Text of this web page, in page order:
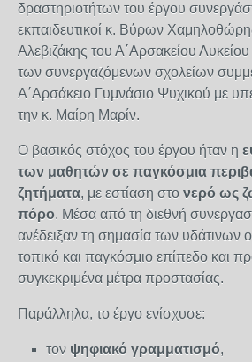
δραστηριοτήτων του έργου
εκπαιδευτικοί κ. Βύρων
Αλεβιζάκης του Α΄Αρσακείου
των συνεργαζόμενων σχολείων
Α΄Αρσάκειο Γυμνάσιο Ψυχικού με
την κ. Μαίρη Μαρίν.
Ο βασικός στόχος του έργου ήταν η
των μαθητών σε παγκόσμια
ζητήματα, με εστίαση στο νερό ως
πόρο. Μέσα από τη διεθνή
ανέδειξαν τη σημασία των υδάτινων
τοπικό και παγκόσμιο επίπεδο και
συγκεκριμένα μέτρα προστασίας.
Παράλληλα, το έργο ενίσχυσε:
τον ψηφιακό γραμματισμό,